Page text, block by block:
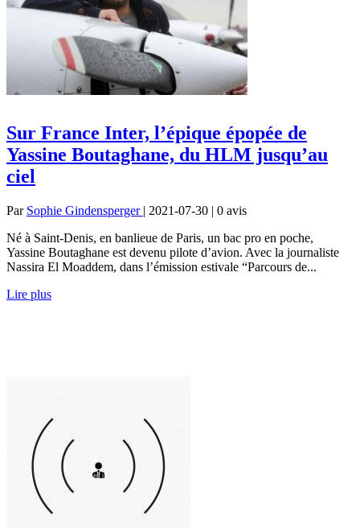
Sur France Inter, l’épique épopée de
Yassine Boutaghane, du HLM jusqu’au
ciel
Par Sophie Gindensperger | 2021-07-30 | 0 avis
Né à Saint-Denis, en banlieue de Paris, un bac pro en poche,
Yassine Boutaghane est devenu pilote d’avion. Avec la journaliste
Nassira El Moaddem, dans l’émission estivale “Parcours de...
Lire plus